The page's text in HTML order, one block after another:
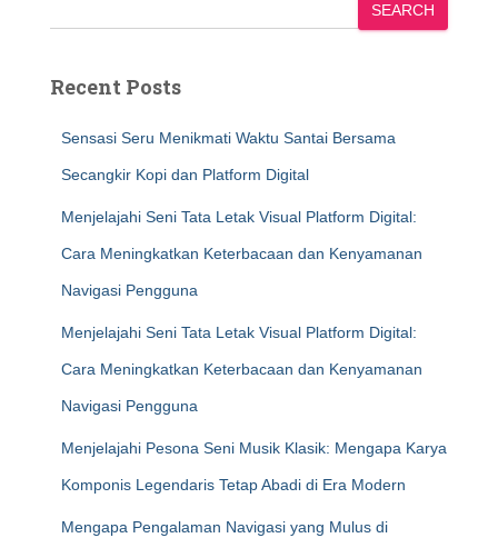
SEARCH
Recent Posts
Sensasi Seru Menikmati Waktu Santai Bersama
Secangkir Kopi dan Platform Digital
Menjelajahi Seni Tata Letak Visual Platform Digital:
Cara Meningkatkan Keterbacaan dan Kenyamanan
Navigasi Pengguna
Menjelajahi Seni Tata Letak Visual Platform Digital:
Cara Meningkatkan Keterbacaan dan Kenyamanan
Navigasi Pengguna
Menjelajahi Pesona Seni Musik Klasik: Mengapa Karya
Komponis Legendaris Tetap Abadi di Era Modern
Mengapa Pengalaman Navigasi yang Mulus di